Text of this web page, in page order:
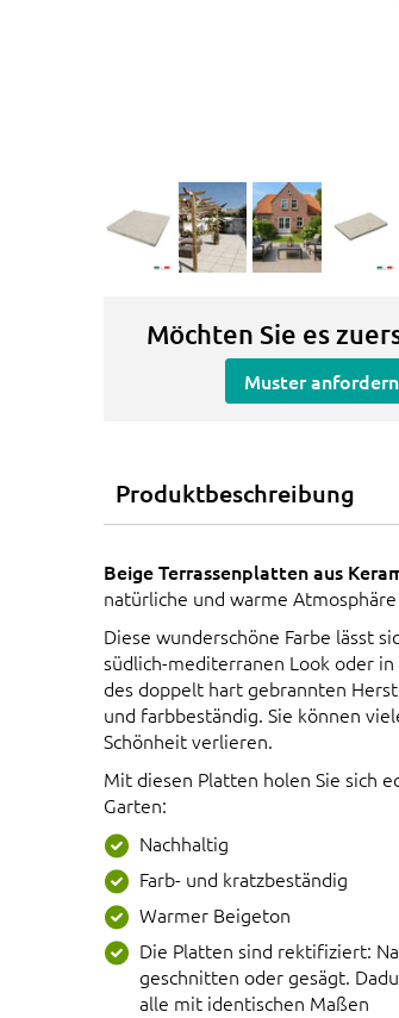
Möchten Sie es
Muster
Produktbeschreibung
Beige Terrassenplatten aus
natürliche und warme
Diese wunderschöne Farbe lässt
südlich-mediterranen Look oder
des doppelt hart gebrannten
und farbbeständig. Sie können
Schönheit verlieren.
Mit diesen Platten holen Sie sich
Garten:
Nachhaltig
Farb- und kratzbeständig
Warmer Beigeton
Die Platten sind rektifiziert:
geschnitten oder gesägt.
alle mit identischen Maßen